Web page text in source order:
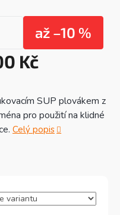
až –10 %
Kč
SUP plovákem z
pro použití na klidné
Celý popis